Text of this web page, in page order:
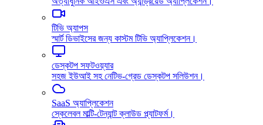
টিভি অ্যাপস
স্মার্ট ডিভাইসের জন্য কাস্টম টিভি অ্যাপ্লিকেশন।
ডেস্কটপ সফটওয়্যার
সহজ ইউআই সহ নেটিভ-গ্রেড ডেস্কটপ সলিউশন।
SaaS অ্যাপ্লিকেশন
স্কেলেবল মাল্টি-টেন্যান্ট ক্লাউড প্ল্যাটফর্ম।